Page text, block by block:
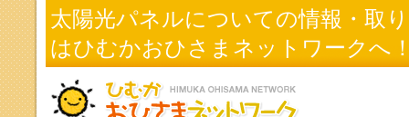
太陽光パネルについての情報・取
はひむかおひさまネットワークへ